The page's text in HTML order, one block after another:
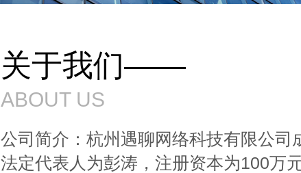
关于我们——
ABOUT US
公司简介：杭州遇聊网络科技有限公司
法定代表人为彭涛，注册资本为100万